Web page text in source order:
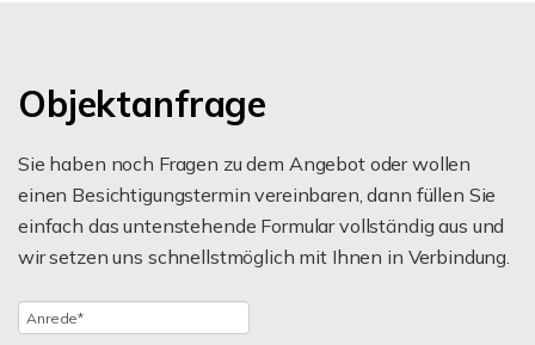
Objektanfrage
Sie haben noch Fragen zu dem Angebot oder wollen
einen Besichtigungstermin vereinbaren, dann füllen Sie
einfach das untenstehende Formular vollständig aus und
wir setzen uns schnellstmöglich mit Ihnen in Verbindung.